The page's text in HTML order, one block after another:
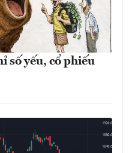
số yếu, cổ phiếu